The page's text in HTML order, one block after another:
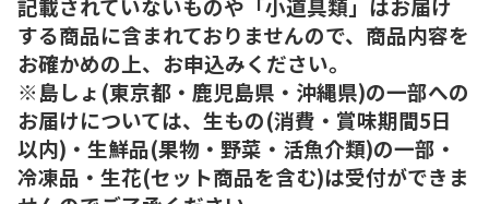
する商品に含まれておりませんので、商品内容を
お確かめの上、お申込みください。
※島しょ(東京都・鹿児島県・沖縄県)の一部への
お届けについては、生もの(消費・賞味期間5日
以内)・生鮮品(果物・野菜・活魚介類)の一部・
冷凍品・生花(セット商品を含む)は受付ができま